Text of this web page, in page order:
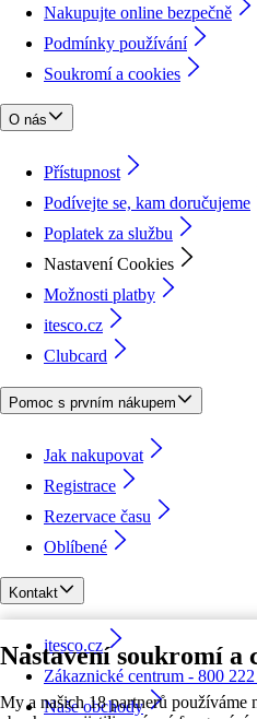
Nastavení soukromí a
My a našich 18 partnerů používáme
Nakupujte online bezpečně
Podmínky používání
Soukromí a cookies
O nás
Přístupnost
Podívejte se, kam doručujeme
Poplatek za službu
Nastavení Cookies
Možnosti platby
itesco.cz
Clubcard
Pomoc s prvním nákupem
Jak nakupovat
Registrace
Rezervace času
Oblíbené
Kontakt
itesco.cz
Zákaznické centrum - 800
Naše obchody